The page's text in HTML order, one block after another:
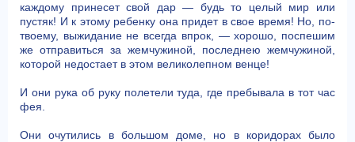
каждому принесет свой дар — будь то целый мир или
пустяк! И к этому ребенку она придет в свое время! Но, по-
твоему, выжидание не всегда впрок, — хорошо, поспешим
же отправиться за жемчужиной, последнею жемчужиной,
которой недостает в этом великолепном венце!
И они рука об руку полетели туда, где пребывала в тот час
фея.
Они очутились в большом доме, но в коридорах было